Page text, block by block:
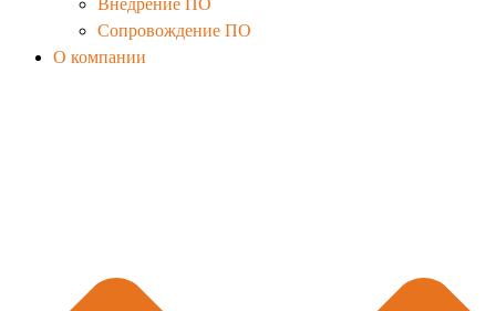
Сопровождение ПО
О компании